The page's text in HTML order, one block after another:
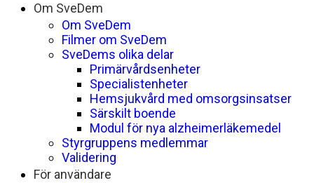
Om SveDem
Om SveDem
Filmer om SveDem
SveDems olika delar
Primärvårdsenheter
Specialistenheter
Hemsjukvård med omsorgsinsatser
Särskilt boende
Modul för nya alzheimerläkemedel
Styrgruppens medlemmar
Validering
För användare